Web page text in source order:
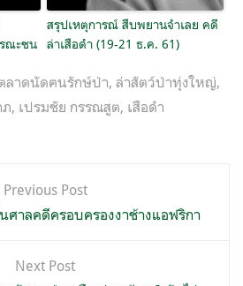
ณะชน
สรุปเหตุการณ์ สืบพยานจำเลย คดี
ล่าเสือดำ (19-21 ธ.ค. 61)
ลาดนัดฅนรักษ์ป่า, ล่าสัตว์ป่าทุ่งใหญ่,
, เปรมชัย กรรณสูต, เสือดำ
Previous Post
าลคดีครอบครองงาช้างแอฟริกา
Next Post